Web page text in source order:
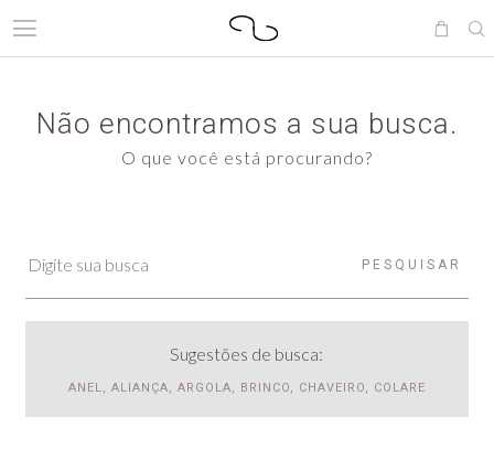
Não encontramos a sua busca.
O que você está procurando?
PESQUISAR
Sugestões de busca:
ANEL, ALIANÇA, ARGOLA, BRINCO, CHAVEIRO, COLARE